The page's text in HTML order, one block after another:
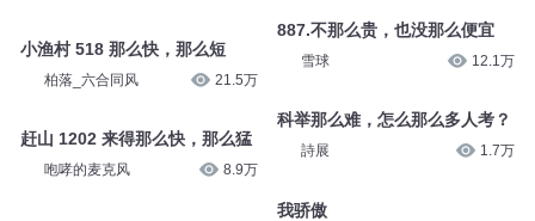
小渔村 518 那么快，那么短
柏落_六合同风 21.5万
赶山 1202 来得那么快，那么猛
咆哮的麦克风 8.9万
887.不那么贵，也没那么便宜
雪球 12.1万
科举那么难，怎么那么多人考？
詩展 1.7万
我骄傲